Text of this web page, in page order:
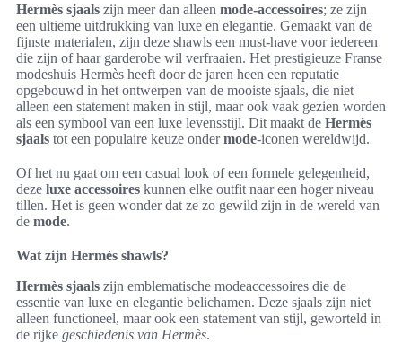
Hermès sjaals zijn meer dan alleen mode-accessoires; ze zijn
een ultieme uitdrukking van luxe en elegantie. Gemaakt van de
fijnste materialen, zijn deze shawls een must-have voor iedereen
die zijn of haar garderobe wil verfraaien. Het prestigieuze Franse
modeshuis Hermès heeft door de jaren heen een reputatie
opgebouwd in het ontwerpen van de mooiste sjaals, die niet
alleen een statement maken in stijl, maar ook vaak gezien worden
als een symbool van een luxe levensstijl. Dit maakt de Hermès
sjaals tot een populaire keuze ondermode-iconen wereldwijd.
Of het nu gaat om een casual look of een formele gelegenheid,
deze luxe accessoires kunnen elke outfit naar een hoger niveau
tillen. Het is geen wonder dat ze zo gewild zijn in de wereld van
de mode.
Wat zijn Hermès shawls?
Hermès sjaals zijn emblematische modeaccessoires die de
essentie van luxe en elegantie belichamen. Deze sjaals zijn niet
alleen functioneel, maar ook een statement van stijl, geworteld in
de rijke geschiedenis van Hermès.